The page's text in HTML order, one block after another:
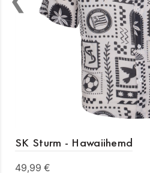
SK Sturm - Hawaiihemd
49,99 €